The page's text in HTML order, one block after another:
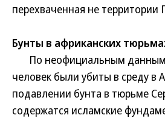
перехваченная не
Бунты в африканских
По неофициальным
человек были убиты в среду в
подавлении бунта в тюрьме
содержатся исламские